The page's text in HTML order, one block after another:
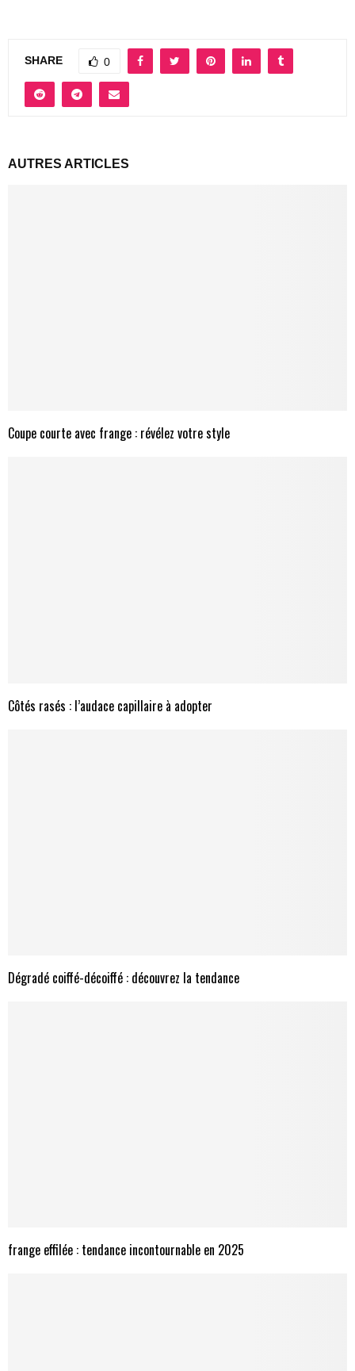
SHARE 0
AUTRES ARTICLES
Coupe courte avec frange : révélez votre style
Côtés rasés : l’audace capillaire à adopter
Dégradé coiffé-décoiffé : découvrez la tendance
frange effilée : tendance incontournable en 2025